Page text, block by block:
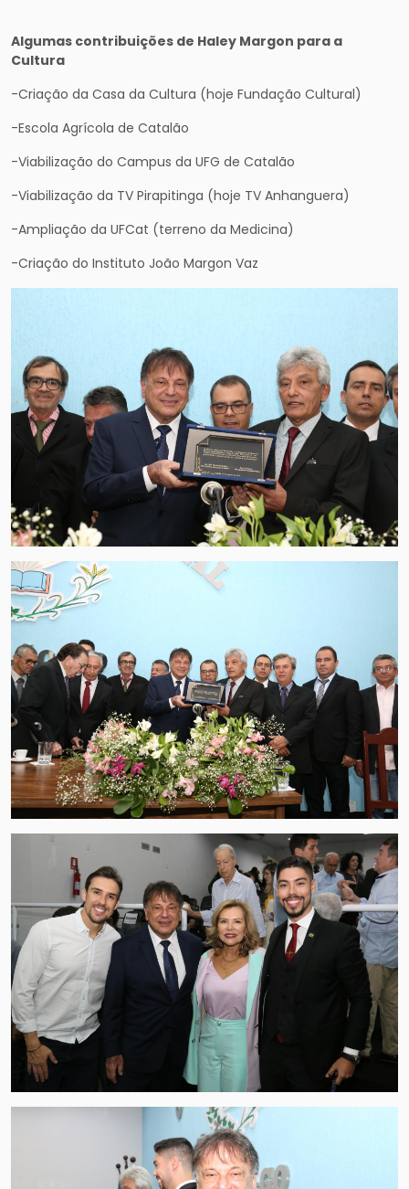
Algumas contribuições de Haley Margon para a
Cultura
-Criação da Casa da Cultura (hoje Fundação Cultural)
-Escola Agrícola de Catalão
-Viabilização do Campus da UFG de Catalão
-Viabilização da TV Pirapitinga (hoje TV Anhanguera)
-Ampliação da UFCat (terreno da Medicina)
-Criação do Instituto João Margon Vaz